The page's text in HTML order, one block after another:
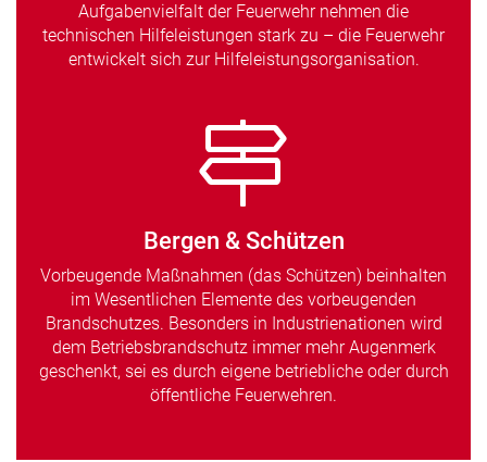
Aufgabenvielfalt der Feuerwehr nehmen die
technischen Hilfeleistungen stark zu – die Feuerwehr
entwickelt sich zur Hilfeleistungsorganisation.
Bergen & Schützen
Vorbeugende Maßnahmen (das Schützen) beinhalten
im Wesentlichen Elemente des vorbeugenden
Brandschutzes. Besonders in Industrienationen wird
dem Betriebsbrandschutz immer mehr Augenmerk
geschenkt, sei es durch eigene betriebliche oder durch
öffentliche Feuerwehren.